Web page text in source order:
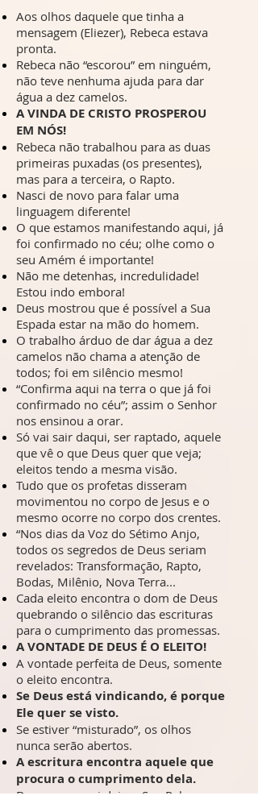
Aos olhos daquele que tinha a
mensagem (Eliezer), Rebeca estava
pronta.
Rebeca não “escorou” em ninguém,
não teve nenhuma ajuda para dar
água a dez camelos.
A VINDA DE CRISTO PROSPEROU
EM NÓS!
Rebeca não trabalhou para as duas
primeiras puxadas (os presentes),
mas para a terceira, o Rapto.
Nasci de novo para falar uma
linguagem diferente!
O que estamos manifestando aqui, já
foi confirmado no céu; olhe como o
seu Amém é importante!
Não me detenhas, incredulidade!
Estou indo embora!
Deus mostrou que é possível a Sua
Espada estar na mão do homem.
O trabalho árduo de dar água a dez
camelos não chama a atenção de
todos; foi em silêncio mesmo!
“Confirma aqui na terra o que já foi
confirmado no céu”; assim o Senhor
nos ensinou a orar.
Só vai sair daqui, ser raptado, aquele
que vê o que Deus quer que veja;
eleitos tendo a mesma visão.
Tudo que os profetas disseram
movimentou no corpo de Jesus e o
mesmo ocorre no corpo dos crentes.
“Nos dias da Voz do Sétimo Anjo,
todos os segredos de Deus seriam
revelados: Transformação, Rapto,
Bodas, Milênio, Nova Terra...
Cada eleito encontra o dom de Deus
quebrando o silêncio das escrituras
para o cumprimento das promessas.
A VONTADE DE DEUS É O ELEITO!
A vontade perfeita de Deus, somente
o eleito encontra.
Se Deus está vindicando, é porque
Ele quer se visto.
Se estiver “misturado”, os olhos
nunca serão abertos.
A escritura encontra aquele que
procura o cumprimento dela.
Deus nunca vai deixar Sua Palavra